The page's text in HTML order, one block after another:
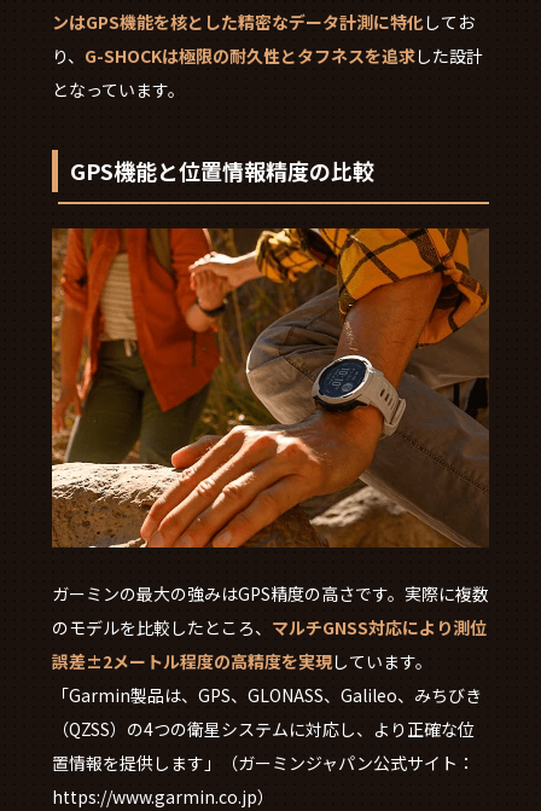
ンはGPS機能を核とした精密なデータ計測に特化してお
り、 G-SHOCKは極限の耐久性とタフネスを追求した設計
となっています。
GPS機能と位置情報精度の比較
ガーミンの最大の強みはGPS精度の高さです。実際に複数
のモデルを比較したところ、 マルチGNSS対応により測位
誤差±2メートル程度の高精度を実現しています。
「Garmin製品は、GPS、GLONASS、Galileo、みちびき
（QZSS）の4つの衛星システムに対応し、より正確な位
置情報を提供します」（ガーミンジャパン公式サイト：
https://www.garmin.co.jp）